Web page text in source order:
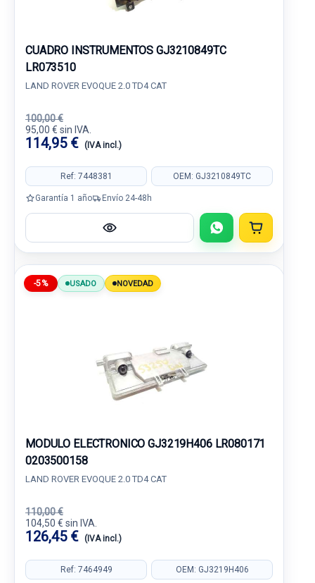
CUADRO INSTRUMENTOS GJ3210849TC
LR073510
LAND ROVER EVOQUE 2.0 TD4 CAT
100,00 €
95,00 € sin IVA.
114,95 € (IVA incl.)
Ref: 7448381 OEM: GJ3210849TC
Garantía 1 año Envío 24-48h
-5% USADO NOVEDAD
MODULO ELECTRONICO GJ3219H406 LR080171
0203500158
LAND ROVER EVOQUE 2.0 TD4 CAT
110,00 €
104,50 € sin IVA.
126,45 € (IVA incl.)
Ref: 7464949 OEM: GJ3219H406